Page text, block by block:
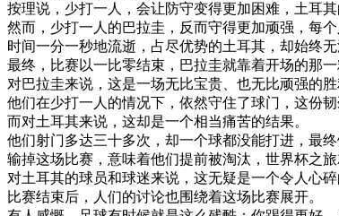
按理说 ， 少打一人 ， 会让防守变得更加困难 ， 土耳其
然而 ， 少打一人 的巴拉圭 ， 反而守得更加顽强 ， 每个
时间一分一秒地流逝 ， 占尽优势的土耳其 ， 却始终
最终 ， 比赛 以一比零结束 ， 巴拉圭就靠着开场的那
对巴拉圭来说 ， 这是一场无比宝贵 也无比顽强的胜
他们在少打一人 的情况下 ， 依然守住了球门 ， 这份韧
而对土耳其来说 ， 这却是一个相当痛苦的结果。
他们射门多达三十多次 ， 却一个球都没能打进 ， 最终
输掉这场比赛 ， 意味着他们提前被淘汰 ， 世界杯之旅
对土耳其的球员和球迷来说 ， 这无疑是一个令人 心碎
比赛结束后 ， 人们的讨论也围绕着这场比赛展开。